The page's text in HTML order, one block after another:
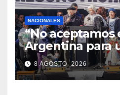
NACIONALES
“No aceptamos
Argentina para
8 AGOSTO, 2026